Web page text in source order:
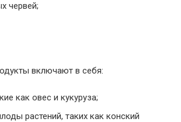
червей;
включают в себя:
как овес и кукуруза;
растений, таких как конский